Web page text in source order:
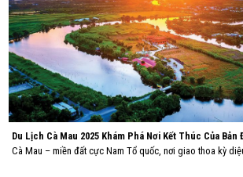
Du Lịch Cà Mau 2025 Khám Phá Nơi Kết Thúc Của Bản
Cà Mau – miền đất cực Nam Tổ quốc, nơi giao thoa kỳ